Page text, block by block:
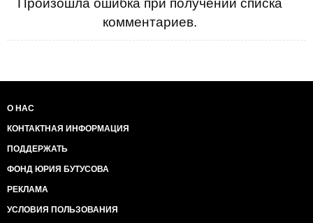
Произошла ошибка при получении списка
комментариев.
О НАС
КОНТАКТНАЯ ИНФОРМАЦИЯ
ПОДДЕРЖАТЬ
ФОНД ЮРИЯ БУТУСОВА
РЕКЛАМА
УСЛОВИЯ ПОЛЬЗОВАНИЯ